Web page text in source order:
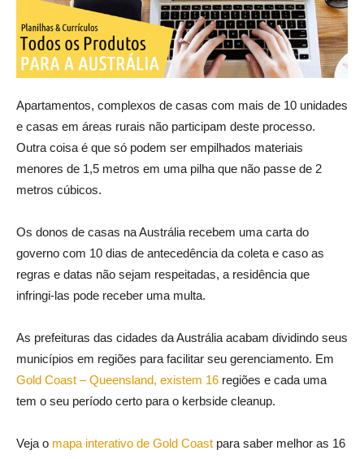
Apartamentos, complexos de casas com mais de 10 unidades
e casas em áreas rurais não participam deste processo.
Outra coisa é que só podem ser empilhados materiais
menores de 1,5 metros em uma pilha que não passe de 2
metros cúbicos.
Os donos de casas na Austrália recebem uma carta do
governo com 10 dias de antecedência da coleta e caso as
regras e datas não sejam respeitadas, a residência que
infringi-las pode receber uma multa.
As prefeituras das cidades da Austrália acabam dividindo seus
municípios em regiões para facilitar seu gerenciamento. Em
Gold Coast – Queensland, existem 16 regiões e cada uma
tem o seu período certo para o kerbside cleanup.
Veja o mapa interativo de Gold Coast para saber melhor as 16